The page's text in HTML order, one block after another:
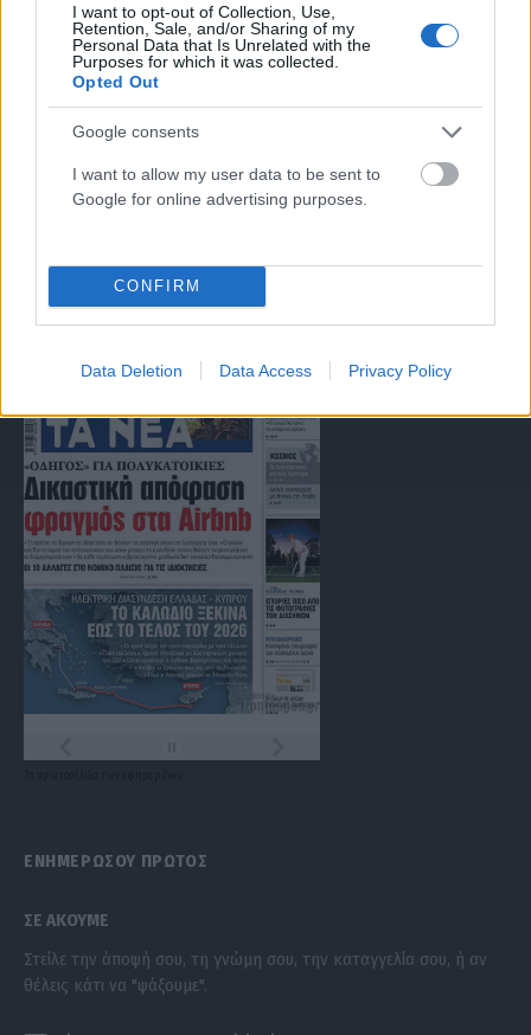
I want to opt-out of Collection, Use,
Retention, Sale, and/or Sharing of my
Personal Data that Is Unrelated with the
Purposes for which it was collected.
Opted Out
Google consents
I want to allow my user data to be sent to
Google for online advertising purposes.
CONFIRM
Data Deletion Data Access Privacy Policy
Μοναδικός αριθμός Μ.Η.Τ. 262047
Email:press@paraskhnio.gr,sales@paraskhnio.gr
Τηλέφωνο:210 9580876
FacebookX
ΤΑ ΠΡΩΤΟΣΕΛΙΔΑ ΣΗΜΕΡΑ
ΕΝΗΜΕΡΩΣΟΥ ΠΡΩΤΟΣ
ΣΕ ΑΚΟΥΜΕ
Στείλε την άποψή σου, τη γνώμη σου, την καταγγελία σου, ή αν
θέλεις κάτι να "ψάξουμε".